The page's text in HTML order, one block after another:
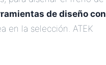
de diseño con
en la selección. ATEK